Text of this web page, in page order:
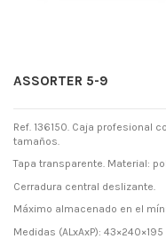
ASSORTER 5-9
Ref. 136150. Caja profesional
tamaños.
Tapa transparente. Material:
Cerradura central deslizante.
Máximo almacenado en el
Medidas (ALxAxP):